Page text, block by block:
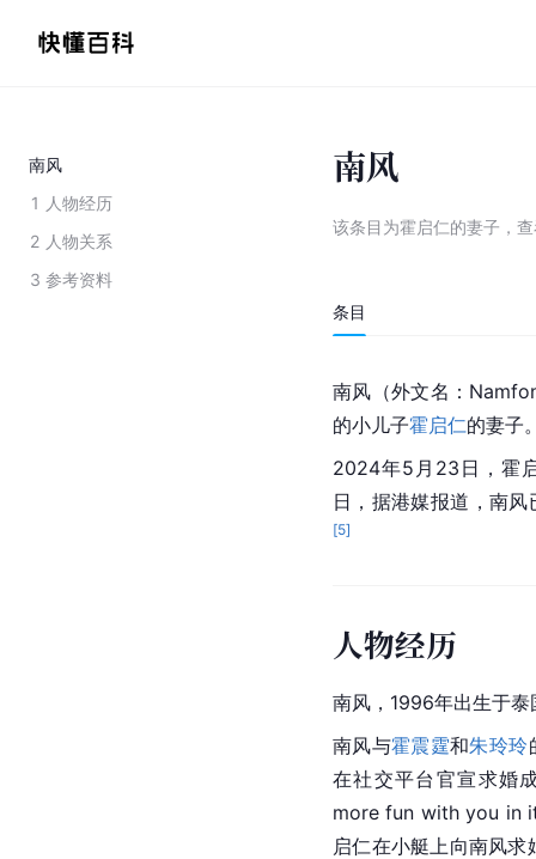
南风
1 人物经历
2 人物关系
3 参考资料
南风
该条目为霍启仁的妻子 ，
条目
南风（外文名：
的小儿子霍启仁的妻子
2024年5月23日，霍
日，据港媒报道，南
[5]
人物经历
南风，1996年出生于
南风与霍震霆和朱玲玲
在社交平台官宣求婚
more fun with you in
启仁在小艇上向南风